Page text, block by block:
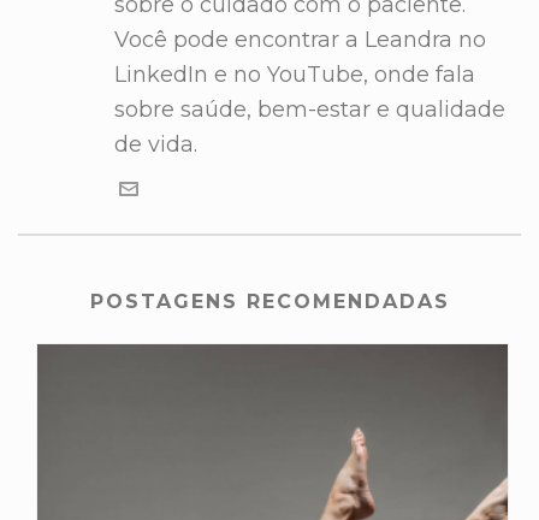
Você pode encontrar a Leandra no
LinkedIn e no YouTube, onde fala
sobre saúde, bem-estar e qualidade
de vida.
POSTAGENS RECOMENDADAS